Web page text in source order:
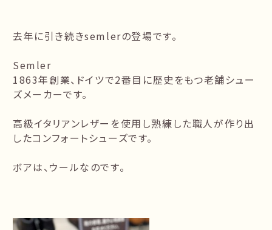
去年に引き続きsemlerの登場です。
Semler
1863年創業、ドイツで2番目に歴史をもつ老舗シュー
ズメーカーです。
高級イタリアンレザーを使用し熟練した職人が作り出
したコンフォートシューズです。
ボアは、ウールなのです。